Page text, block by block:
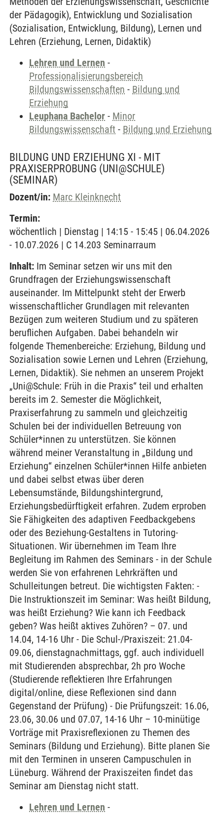
der Pädagogik), Entwicklung und Sozialisation
(Sozialisation, Entwicklung, Bildung), Lernen und
Lehren (Erziehung, Lernen, Didaktik)
Lehren und Lernen -
Professionalisierungsbereich
Bildungswissenschaften - Bildung und
Erziehung
Leuphana Bachelor - Minor
Bildungswissenschaft - Bildung und Erziehung
BILDUNG UND ERZIEHUNG XI - MIT
PRAXISERPROBUNG (UNI@SCHULE)
(SEMINAR)
Dozent/in: Marc Kleinknecht
Termin:
wöchentlich | Dienstag | 14:15 - 15:45 | 06.04.2026
- 10.07.2026 | C 14.203 Seminarraum
Inhalt: Im Seminar setzen wir uns mit den
Grundfragen der Erziehungswissenschaft
auseinander. Im Mittelpunkt steht der Erwerb
wissenschaftlicher Grundlagen mit relevanten
Bezügen zum weiteren Studium und zu späteren
beruflichen Aufgaben. Dabei behandeln wir
folgende Themenbereiche: Erziehung, Bildung und
Sozialisation sowie Lernen und Lehren (Erziehung,
Lernen, Didaktik). Sie nehmen an unserem Projekt
„Uni@Schule: Früh in die Praxis“ teil und erhalten
bereits im 2. Semester die Möglichkeit,
Praxiserfahrung zu sammeln und gleichzeitig
Schulen bei der individuellen Betreuung von
Schüler*innen zu unterstützen. Sie können
während meiner Veranstaltung in „Bildung und
Erziehung“ einzelnen Schüler*innen Hilfe anbieten
und dabei selbst etwas über deren
Lebensumstände, Bildungshintergrund,
Erziehungsbedürftigkeit erfahren. Zudem erproben
Sie Fähigkeiten des adaptiven Feedbackgebens
oder des Beziehung-Gestaltens in Tutoring-
Situationen. Wir übernehmen im Team Ihre
Begleitung im Rahmen des Seminars - in der Schule
werden Sie von erfahrenen Lehrkräften und
Schulleitungen betreut. Die wichtigsten Fakten: -
Die Instruktionszeit im Seminar: Was heißt Bildung,
was heißt Erziehung? Wie kann ich Feedback
geben? Was heißt aktives Zuhören? – 07. und
14.04, 14-16 Uhr - Die Schul-/Praxiszeit: 21.04-
09.06, dienstagnachmittags, ggf. auch individuell
mit Studierenden absprechbar, 2h pro Woche
(Studierende reflektieren Ihre Erfahrungen
digital/online, diese Reflexionen sind dann
Gegenstand der Prüfung) - Die Prüfungszeit: 16.06,
23.06, 30.06 und 07.07, 14-16 Uhr – 10-minütige
Vorträge mit Praxisreflexionen zu Themen des
Seminars (Bildung und Erziehung). Bitte planen Sie
mit den Terminen in unseren Campuschulen in
Lüneburg. Während der Praxiszeiten findet das
Seminar am Dienstag nicht statt.
Lehren und Lernen -